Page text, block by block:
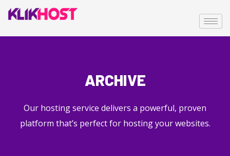
ARCHIVE
Our hosting service delivers a powerful, proven
platform that’s perfect for hosting your websites.